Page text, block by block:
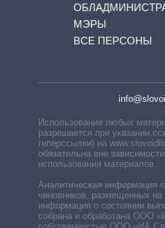
МЭРЫ
ВСЕ ПЕРСОНЫ
Использование любых
разрешается при указании
гиперссылки) на
обязательна вне
использования материалов.
Аналитическая информация
чиновников, размещенных на
информация о состоянии
собрана и обработана ООО